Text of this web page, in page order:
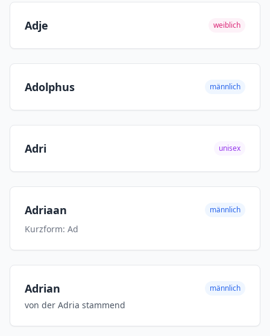
Adje weiblich
Adolphus männlich
Adri unisex
Adriaan männlich
Kurzform: Ad
Adrian männlich
von der Adria stammend